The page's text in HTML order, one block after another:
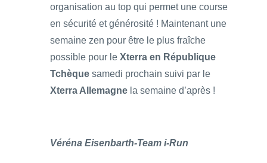
organisation au top qui permet une course
en sécurité et générosité ! Maintenant une
semaine zen pour être le plus fraîche
possible pour le Xterra en République
Tchèque samedi prochain suivi par le
Xterra Allemagne la semaine d’après !
Véréna Eisenbarth-Team i-Run